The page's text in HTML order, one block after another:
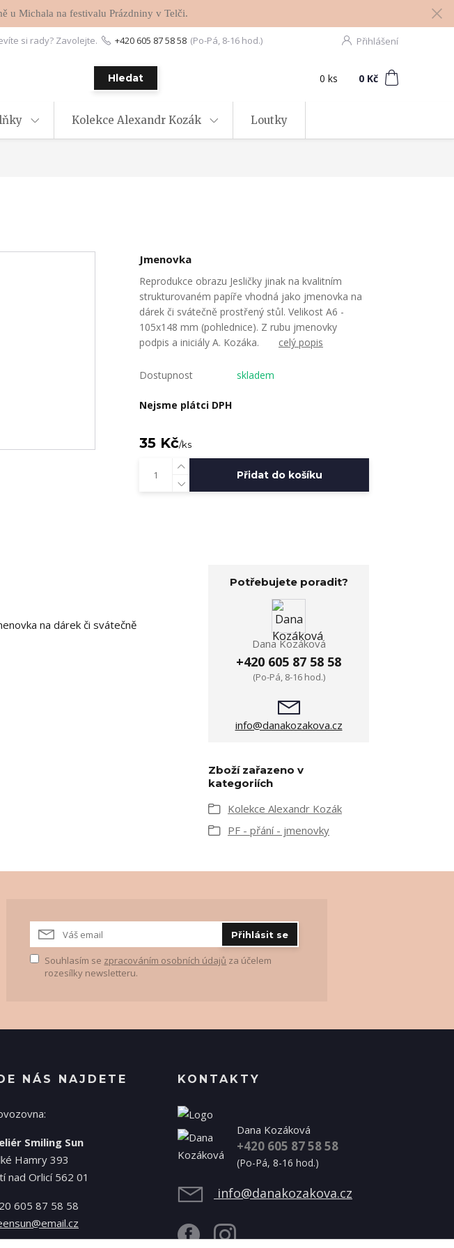
u Michala na festivalu Prázdniny v Telči.
Přihlášení
Hledat
si rady? Zavolejte. +420 605 87 58 58 (Po-Pá, 8-16 hod.)
0 ks 0 Kč
Kolekce Alexandr Kozák Loutky
Jmenovka
Reprodukce obrazu Jesličky jinak na kvalitním
strukturovaném papíře vhodná jako jmenovka na
dárek či svátečně prostřený stůl. Velikost A6 -
105x148 mm (pohlednice). Z rubu jmenovky
podpis a iniciály A. Kozáka. celý popis
Dostupnost skladem
Nejsme plátci DPH
35 Kč/ks
Přidat do košíku
na dárek či svátečně
Potřebujete poradit?
Dana Kozáková
+420 605 87 58 58
(Po-Pá, 8-16 hod.)
info@danakozakova.cz
Zboží zařazeno v
kategoriích
Kolekce Alexandr Kozák
PF - přání - jmenovky
Přihlásit se
Souhlasím se zpracováním osobních údajů za účelem
rozesílky newsletteru.
NÁS NAJDETE
Smiling Sun
Hamry 393
nad Orlicí 562 01
605 87 58 58
KONTAKTY
Dana Kozáková
+420 605 87 58 58
(Po-Pá, 8-16 hod.)
info@danakozakova.cz